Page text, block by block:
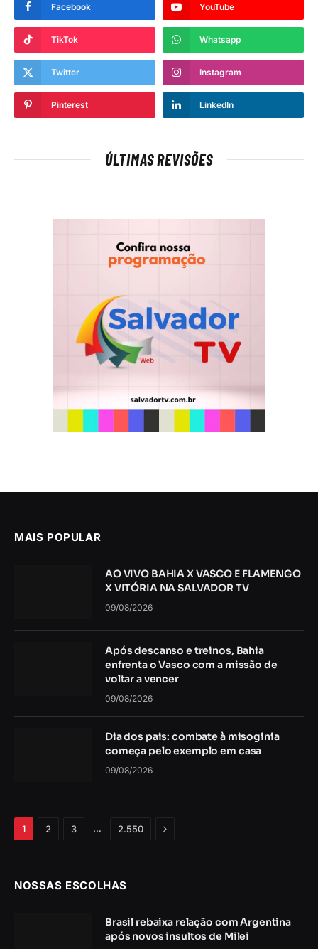
Facebook YouTube
TikTok Whatsapp
Twitter Instagram
Pinterest LinkedIn
ÚLTIMAS REVISÕES
MAIS POPULAR
AO VIVO BAHIA X VASCO E FLAMENGO
X VITÓRIA NA SALVADOR TV
09/08/2026
Após descanso e treinos, Bahia
enfrenta o Vasco com a missão de
voltar a vencer
09/08/2026
Dia dos pais: combate à misoginia
começa pelo exemplo em casa
09/08/2026
1 2 3 … 2.550 Próximo
NOSSAS ESCOLHAS
Brasil rebaixa relação com Argentina
após novos insultos de Milei